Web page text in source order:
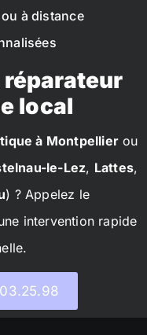
à distance
local
à Montpellier ou
le-Lez, Lattes,
) ? Appelez le
intervention rapide